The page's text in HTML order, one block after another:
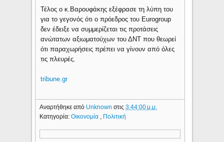
Τέλος ο κ.Βαρουφάκης εξέφρασε τη λύπη του
για το γεγονός ότι ο πρόεδρος του Eurogroup
δεν έδειξε να συμμερίζεται τις προτάσεις
ανώτατων αξιωματούχων του ΔΝΤ που θεωρεί
ότι παραχωρήσεις πρέπει να γίνουν από όλες
τις πλευρές.
tribune.gr
Αναρτήθηκε από Unknownστις3:44:00 μ.μ.
Κατηγορία:Οικονομία Πολιτική